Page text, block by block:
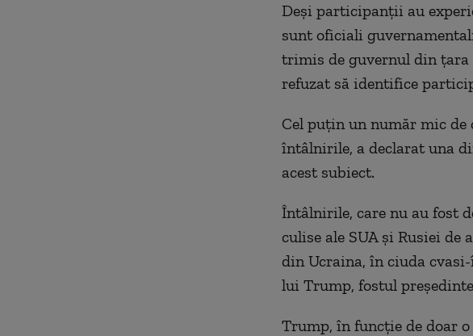
Deşi participanţii au
sunt oficiali
trimis de guvernul din ţara
refuzat să identifice
Cel puţin un număr mic
întâlnirile, a declarat una
acest subiect.
Întâlnirile, care nu au fost
culise ale SUA şi Rusiei
din Ucraina, în ciuda
lui Trump, fostul
Trump, în funcţie de doar o